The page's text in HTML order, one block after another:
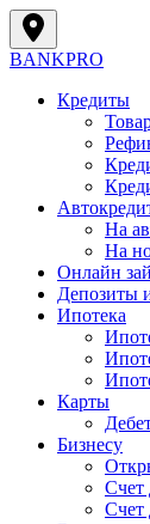
BANKPRO
Кредиты
На
На
Онлайн
Депозиты
Ипотека
Карты
Бизнесу